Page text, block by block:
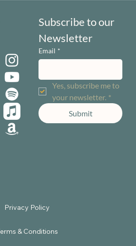
Subscribe to our
Newsletter
Email *
Yes, subscribe me to
your newsletter. *
Submit
& Conditions